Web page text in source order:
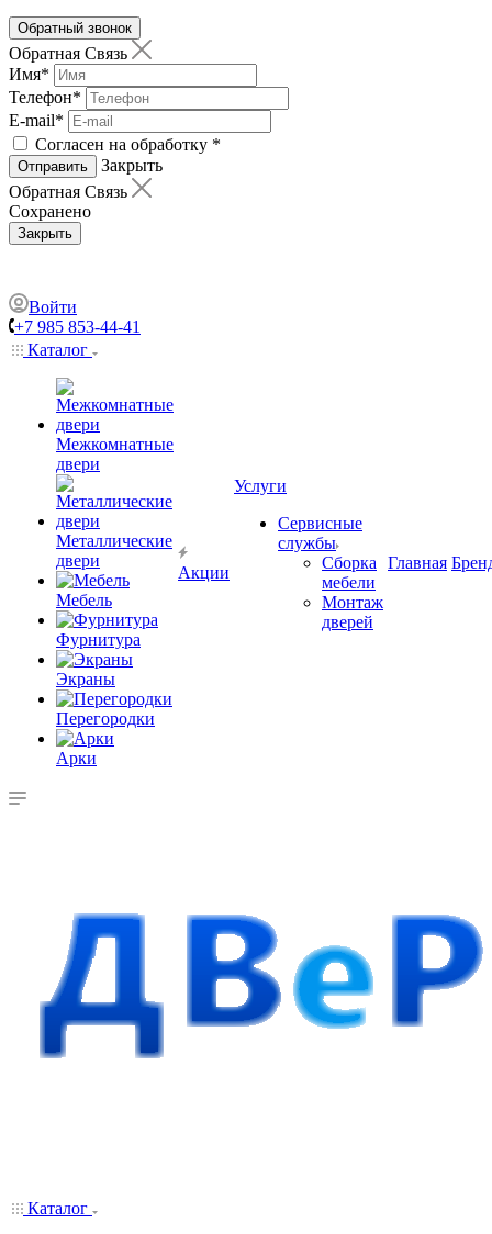
Обратный звонок
Обратная Связь
Имя*
Телефон*
E-mail*
Согласен на обработку *
Отправить
Закрыть
Обратная Связь
Сохранено
Закрыть
Войти
+7 985 853-44-41
Каталог
Межкомнатные
двери
Металлические
двери
Мебель
Фурнитура
Экраны
Перегородки
Арки
Акции
Услуги
Сервисные
службы
Сборка
мебели
Монтаж
дверей
Главная
Каталог